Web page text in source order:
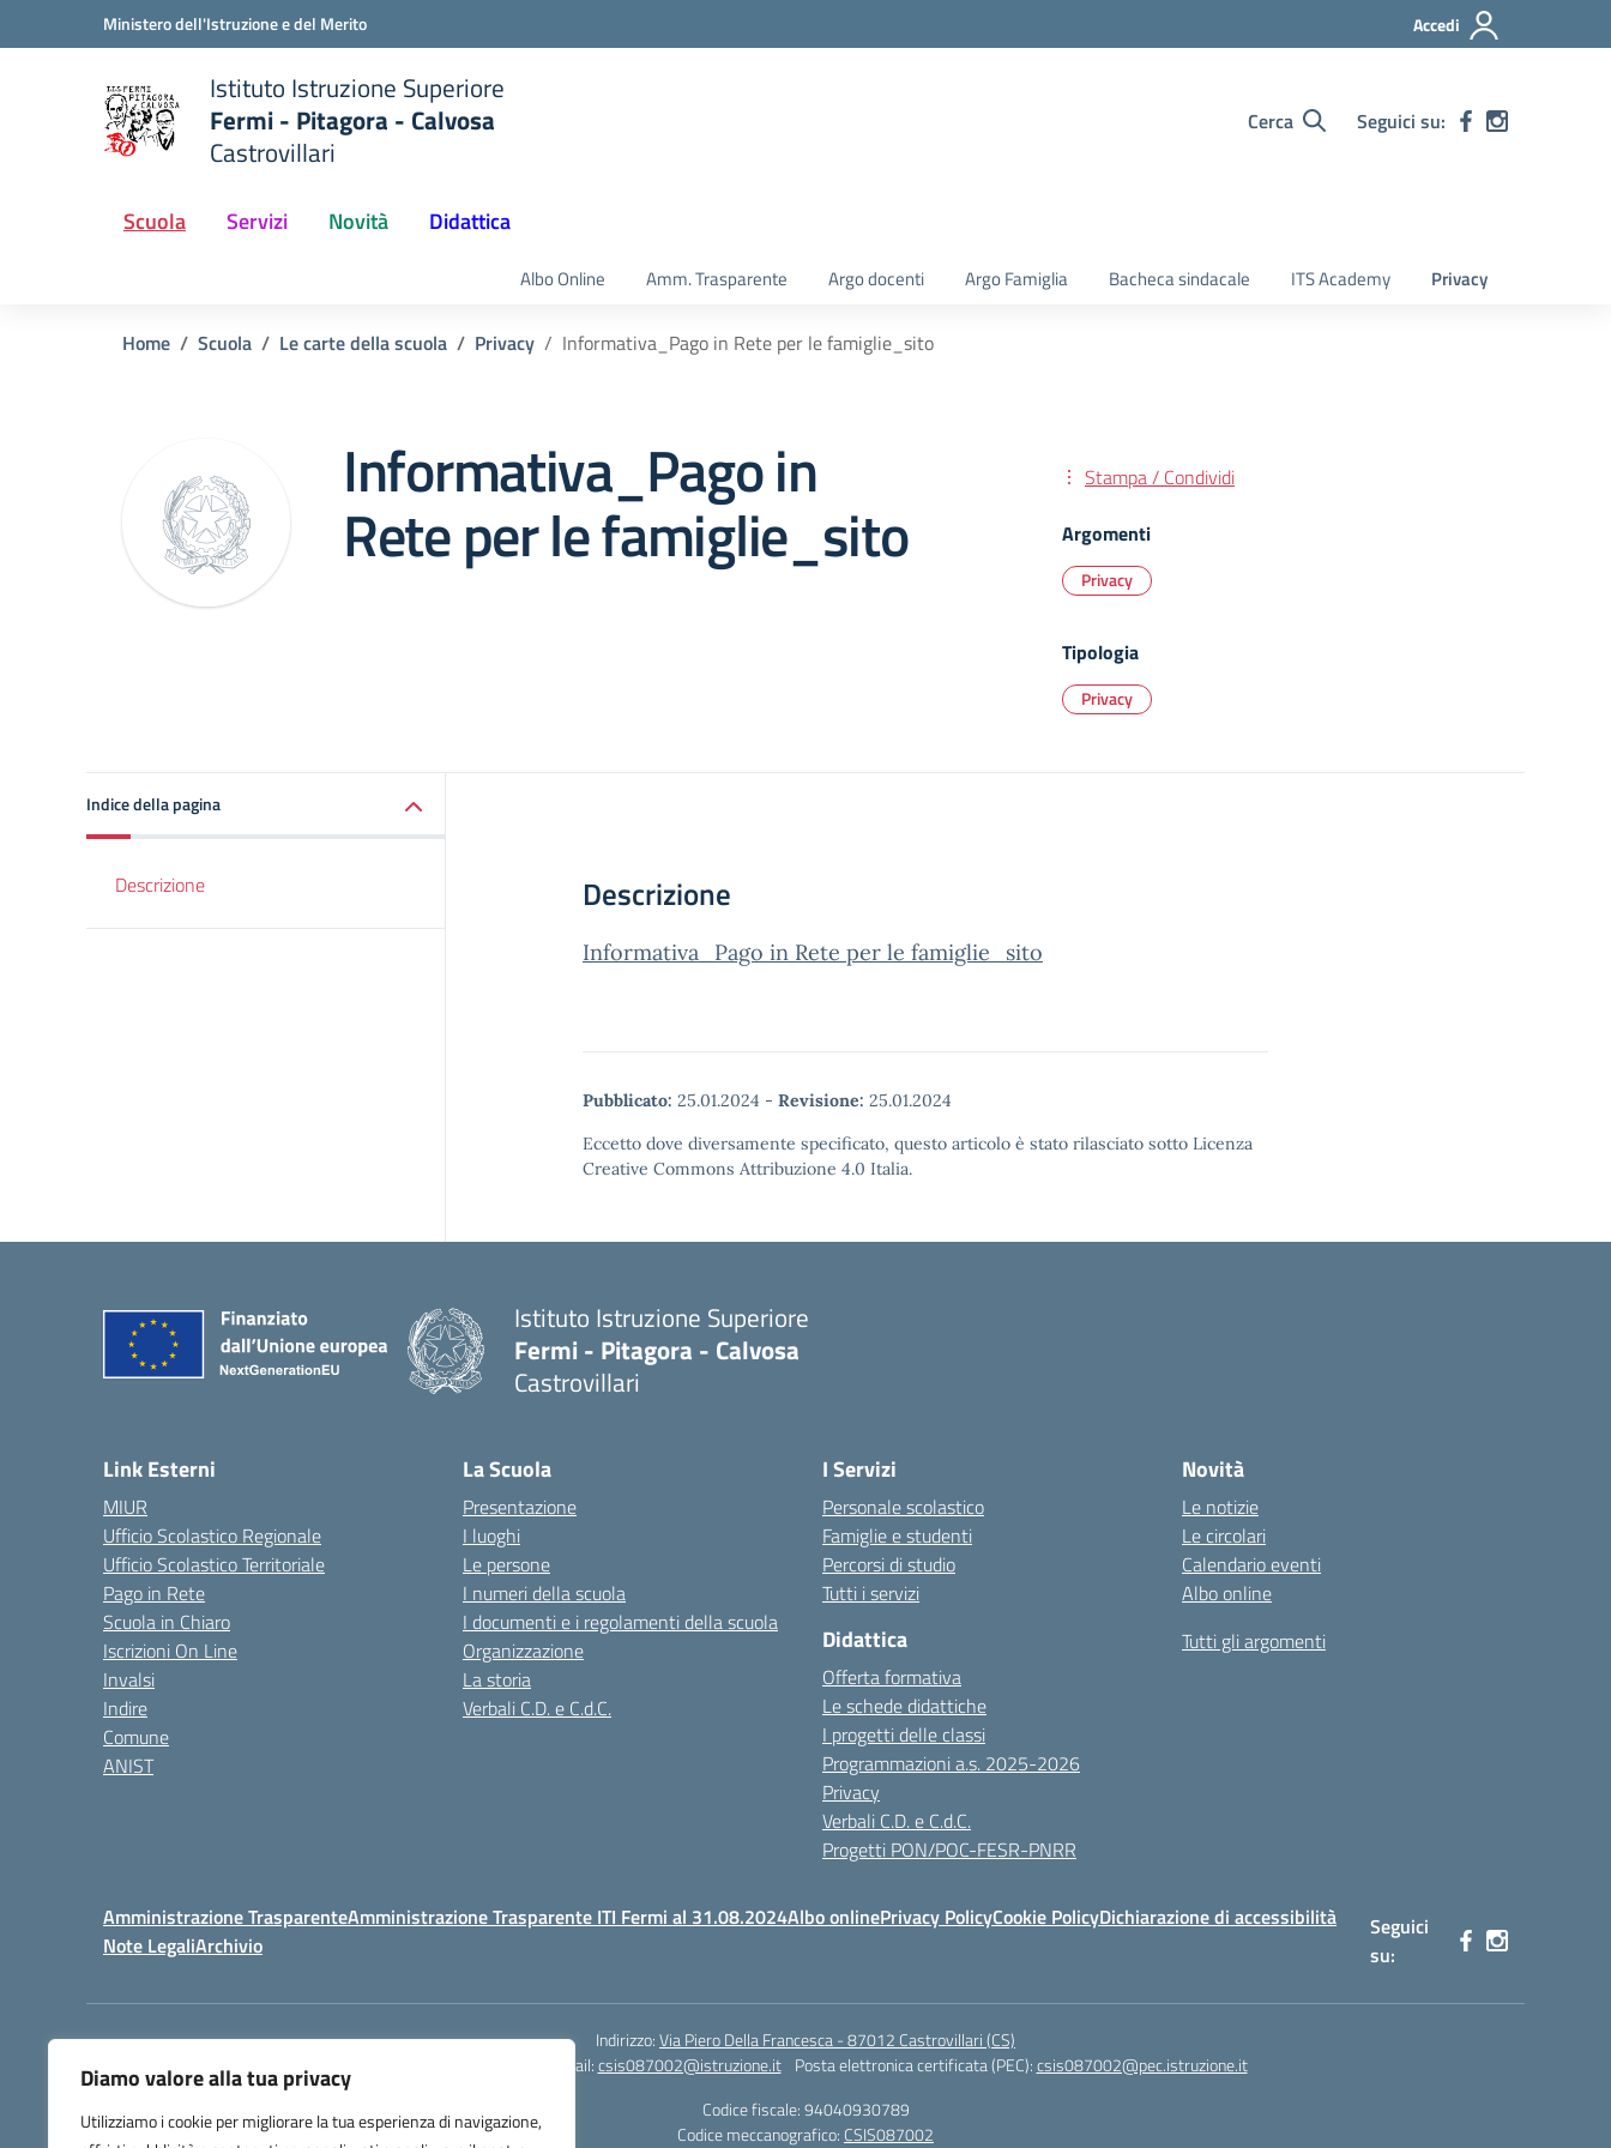
Diamo valore alla tua privacy
Utilizziamo i cookie per migliorare la tua esperienza di navigazione,
Vai ai contenuti
Vai al menu di navigazioneMinistero dell'Istruzione e del Merito Accedi
Istituto Istruzione Superiore
Fermi - Pitagora - Calvosa
Castrovillari
Cerca Seguici su:
Scuola Servizi Novità Didattica
Albo Online Amm. Trasparente Argo docenti Argo Famiglia Bacheca sindacale ITS Academy Privacy
Home Scuola Le carte della scuola Privacy Informativa_Pago in Rete per le famiglie_sito
Informativa_Pago in
Rete per le famiglie_sito
Stampa / Condividi
Argomenti
Privacy
Tipologia
Privacy
Indice della pagina
Descrizione Descrizione
Informativa_Pago in Rete per le famiglie_sito
Pubblicato: 25.01.2024 - Revisione: 25.01.2024
Eccetto dove diversamente specificato, questo articolo è stato rilasciato sotto Licenza
Creative Commons Attribuzione 4.0 Italia.
Istituto Istruzione Superiore
Fermi - Pitagora - Calvosa
Castrovillari
Link Esterni
MIUR
Ufficio Scolastico Regionale
Ufficio Scolastico Territoriale
Pago in Rete
Scuola in Chiaro
Iscrizioni On Line
Invalsi
Indire
Comune
ANIST
La Scuola
Presentazione
I luoghi
Le persone
I numeri della scuola
I documenti e i regolamenti della scuola
Organizzazione
La storia
Verbali C.D. e C.d.C.
I Servizi
Personale scolastico
Famiglie e studenti
Percorsi di studio
Tutti i servizi
Didattica
Offerta formativa
Le schede didattiche
I progetti delle classi
Programmazioni a.s. 2025-2026
Privacy
Verbali C.D. e C.d.C.
Progetti PON/POC-FESR-PNRR
Novità
Le notizie
Le circolari
Calendario eventi
Albo online
Tutti gli argomenti
Amministrazione TrasparenteAmministrazione Trasparente ITI Fermi al 31.08.2024Albo onlinePrivacy PolicyCookie PolicyDichiarazione di accessibilità
Note LegaliArchivio
Seguici
su:
Indirizzo:Via Piero Della Francesca - 87012 Castrovillari (CS)
Email:csis087002@istruzione.it Posta elettronica certificata (PEC):csis087002@pec.istruzione.it
Codice fiscale: 94040930789
Codice meccanografico: CSIS087002